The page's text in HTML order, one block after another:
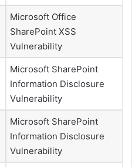
Microsoft Office
SharePoint XSS
Vulnerability
Microsoft SharePoint
Information Disclosure
Vulnerability
Microsoft SharePoint
Information Disclosure
Vulnerability